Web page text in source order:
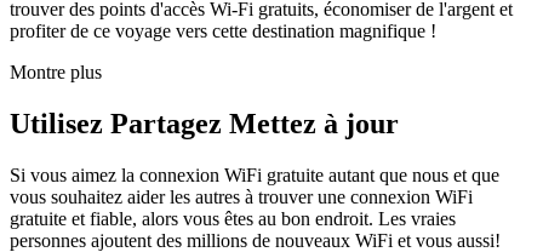
trouver des points d'accès Wi-Fi gratuits, économiser de l'argent et
profiter de ce voyage vers cette destination magnifique !
Montre plus
Utilisez Partagez Mettez à jour
Si vous aimez la connexion WiFi gratuite autant que nous et que
vous souhaitez aider les autres à trouver une connexion WiFi
gratuite et fiable, alors vous êtes au bon endroit. Les vraies
personnes ajoutent des millions de nouveaux WiFi et vous aussi!